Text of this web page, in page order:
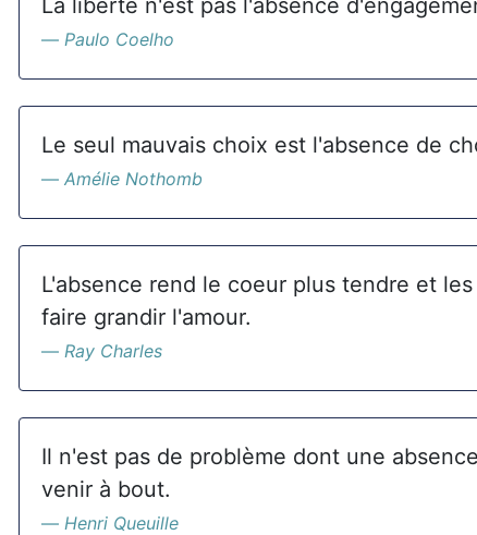
La liberté n'est pas l'absence
Paulo Coelho
Le seul mauvais choix est l'absence de
Amélie Nothomb
L'absence rend le coeur plus tendre et
faire grandir l'amour.
Ray Charles
Il n'est pas de problème dont une
venir à bout.
Henri Queuille